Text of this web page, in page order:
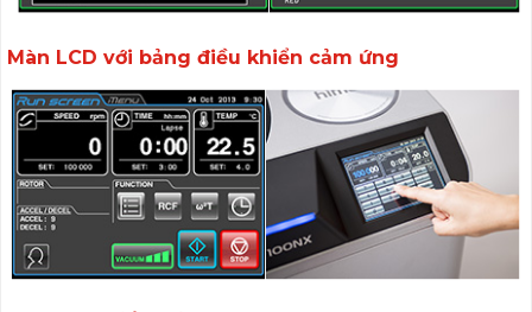
Màn LCD với bảng điều khiển cảm ứng